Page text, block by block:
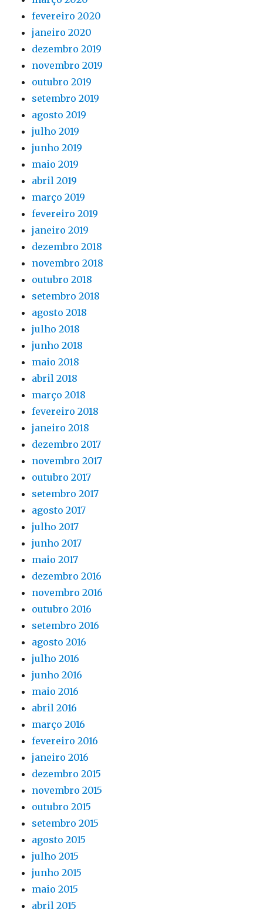
fevereiro 2020
janeiro 2020
dezembro 2019
novembro 2019
outubro 2019
setembro 2019
agosto 2019
julho 2019
junho 2019
maio 2019
abril 2019
março 2019
fevereiro 2019
janeiro 2019
dezembro 2018
novembro 2018
outubro 2018
setembro 2018
agosto 2018
julho 2018
junho 2018
maio 2018
abril 2018
março 2018
fevereiro 2018
janeiro 2018
dezembro 2017
novembro 2017
outubro 2017
setembro 2017
agosto 2017
julho 2017
junho 2017
maio 2017
dezembro 2016
novembro 2016
outubro 2016
setembro 2016
agosto 2016
julho 2016
junho 2016
maio 2016
abril 2016
março 2016
fevereiro 2016
janeiro 2016
dezembro 2015
novembro 2015
outubro 2015
setembro 2015
agosto 2015
julho 2015
junho 2015
maio 2015
abril 2015